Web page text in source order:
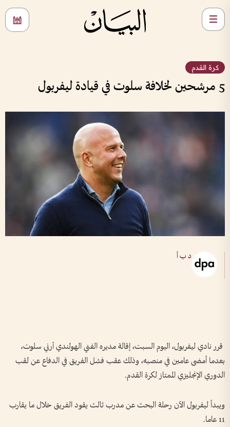
كرة القدم
5 مرشحين لخلافة سلوت في قيادة ليفربول
د ب أ
قرر نادي ليفربول، اليوم السبت، إقالة مديره الفني الهولندي آرني سلوت،
بعدما أمضى عامين في منصبه، وذلك عقب فشل الفريق في الدفاع عن لقب
الدوري الإنجليزي الممتاز لكرة القدم.
ويبدأ ليفربول الآن رحلة البحث عن مدرب ثالث يقود الفريق خلال ما يقارب
11 عاما.